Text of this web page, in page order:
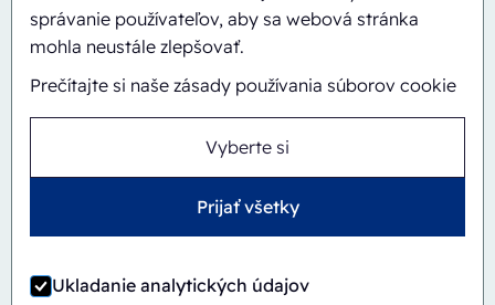
správanie používateľov, aby sa webová stránka
mohla neustále zlepšovať.
Prečítajte si naše zásady používania súborov cookie
Vyberte si
Prijať všetky
Ukladanie analytických údajov
Automatický Inline
CBS/PH30-1428-CS